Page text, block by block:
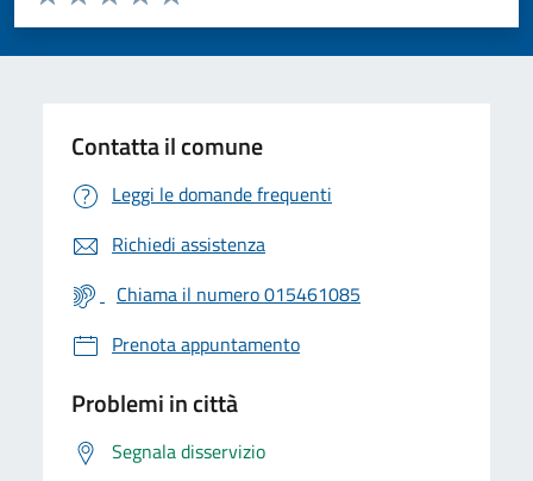
Valuta 5 stelle su 5
Valuta 4 stelle su 5
Valuta 3 stelle su 5
Valuta 2 stelle su 5
Valuta 1 stelle su 5
Contatta il comune
Leggi le domande frequenti
Richiedi assistenza
Chiama il numero 015461085
Prenota appuntamento
Problemi in città
Segnala disservizio